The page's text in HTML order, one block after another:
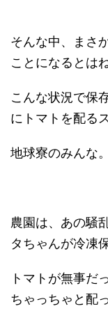
そんな中、まさ
ことになるとは
こんな状況で保
にトマトを配る
地球寮のみんな。
農園は、あの騒
タちゃんが冷凍
トマトが無事だ
ちゃっちゃと配